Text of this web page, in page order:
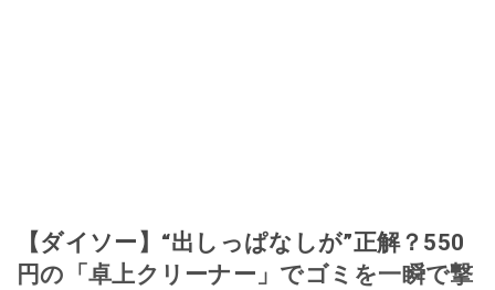
【ダイソー】“出しっぱなしが”正解？550
円の「卓上クリーナー」でゴミを一瞬で撃